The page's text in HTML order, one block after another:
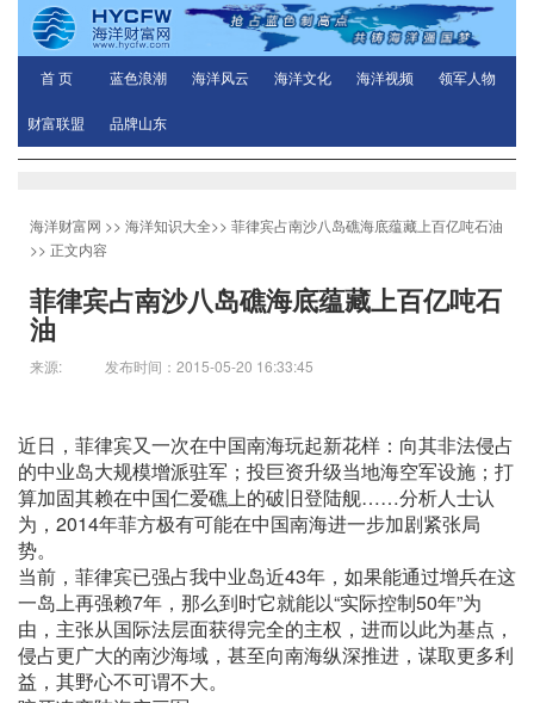
首 页 蓝色浪潮 海洋风云 海洋文化 海洋视频 领军人物
财富联盟 品牌山东
海洋财富网 >> 海洋知识大全>> 菲律宾占南沙八岛礁海底蕴藏上百亿吨石油
>> 正文内容
菲律宾占南沙八岛礁海底蕴藏上百亿吨石
油
来源: 发布时间：2015-05-20 16:33:45
近日，菲律宾又一次在中国南海玩起新花样：向其非法侵占
的中业岛大规模增派驻军；投巨资升级当地海空军设施；打
算加固其赖在中国仁爱礁上的破旧登陆舰……分析人士认
为，2014年菲方极有可能在中国南海进一步加剧紧张局
势。
当前，菲律宾已强占我中业岛近43年，如果能通过增兵在这
一岛上再强赖7年，那么到时它就能以“实际控制50年”为
由，主张从国际法层面获得完全的主权，进而以此为基点，
侵占更广大的南沙海域，甚至向南海纵深推进，谋取更多利
益，其野心不可谓不大。